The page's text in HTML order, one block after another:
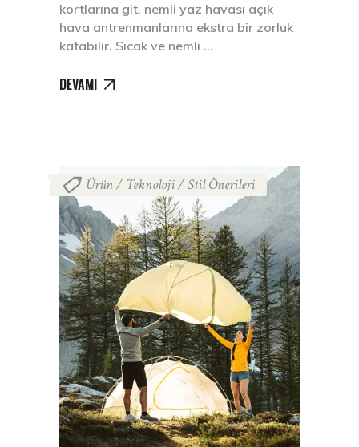
kortlarına git, nemli yaz havası açık
hava antrenmanlarına ekstra bir zorluk
katabilir. Sıcak ve nemli
DEVAMI
Ürün / Teknoloji / Stil Önerileri